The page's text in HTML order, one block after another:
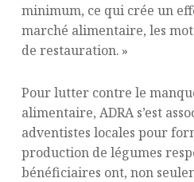
minimum, ce qui crée un
marché alimentaire, les
de restauration. »
Pour lutter contre le
alimentaire, ADRA s’est
adventistes locales pour
production de légumes
bénéficiaires ont, non